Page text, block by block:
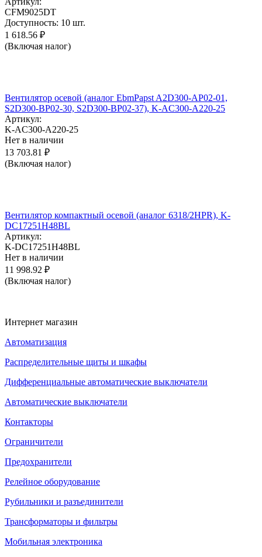
CFM9025DT
Доступность: 10 шт.
1 618.56 ₽
(Включая налог)
Вентилятор осевой (аналог EbmPapst A2D300-AP02-01,
S2D300-BP02-30, S2D300-BP02-37), K-AC300-A220-25
Артикул:
K-AC300-A220-25
Нет в наличии
13 703.81 ₽
(Включая налог)
Вентилятор компактный осевой (аналог 6318/2HPR), K-
DC17251H48BL
Артикул:
K-DC17251H48BL
Нет в наличии
11 998.92 ₽
(Включая налог)
Интернет магазин
Автоматизация
Распределительные щиты и шкафы
Дифференциальные автоматические выключатели
Автоматические выключатели
Контакторы
Ограничители
Предохранители
Релейное оборудование
Рубильники и разъединители
Трансформаторы и фильтры
Мобильная электроника